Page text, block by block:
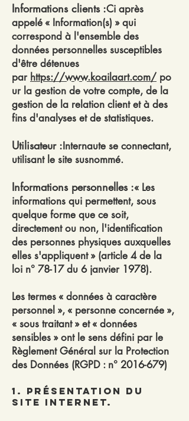
Informations clients :Ci après
appelé « Information(s) » qui
correspond à l'ensemble des
données personnelles susceptibles
d'être détenues
par https://www.koailaart.com/ po
ur la gestion de votre compte, de la
gestion de la relation client et à des
fins d'analyses et de statistiques.
Utilisateur :Internaute se connectant,
utilisant le site susnommé.
Informations personnelles :« Les
informations qui permettent, sous
quelque forme que ce soit,
directement ou non, l'identification
des personnes physiques auxquelles
elles s'appliquent » (article 4 de la
loi n° 78-17 du 6 janvier 1978).
Les termes « données à caractère
personnel », « personne concernée »,
« sous traitant » et « données
sensibles » ont le sens défini par le
Règlement Général sur la Protection
des Données (RGPD : n° 2016-679)
1. Présentation du
site Internet.